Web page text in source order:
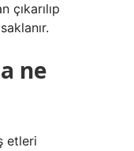
çıkarılıp
ne
etleri